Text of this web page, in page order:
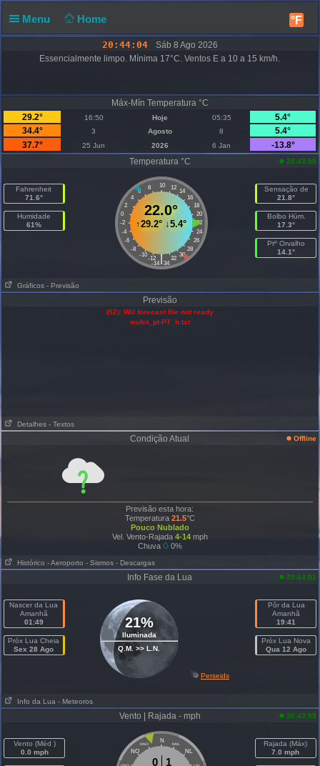
Menu Home °F
20:44:05
Sáb 8 Ago 2026
Essencialmente limpo. Mínima 17°C. Ventos E a 10 a 15 km/h.
Máx-Mín Temperatura °C
29.2°
16:50 Hoje 05:35
5.4°
34.4°
3 Agosto 8
5.4°
37.7°
25 Jun 2026 6 Jan
-13.8°
Temperatura °C
20:43:55
Fahrenheit
71.6°
Humidade
61%
10
8 12
6
14
4
16
2
18
0
20
-2
22
-4
24
-6
26
-8
28
-10
30
-12 32
|
-14 34
22.0°
↑29.2° ↓5.4°
Sensação de
21.8°
Bolbo Húm.
17.3°
Ptº Orvalho
14.1°
Gráficos - Previsão
Previsão
(52): WU forecast file not ready
wufct_pt-PT_h.txt
Detalhes - Textos
Condição Atual Offline
Previsão esta hora:
Temperatura 21.5°C
Pouco Nublado
Vel. Vento-Rajada 4-14mph
Chuva
0%
Histórico - Aeroporto - Sismos - Descargas
Info Fase da Lua 20:44:01
Nascer da Lua
Amanhã
01:49
Próx Lua Cheia
Sex 28 Ago
21%
Iluminada
Q.M. >> L.N.
Pôr da Lua
Amanhã
19:41
Próx Lua Nova
Qua 12 Ago
Perseids
Info da Lua - Meteoros
Vento | Rajada - mph 20:43:55
Vento (Méd )
0.0 mph
N
NNO NNL
NO NL
0 1
Rajada (Máx)
7.0 mph